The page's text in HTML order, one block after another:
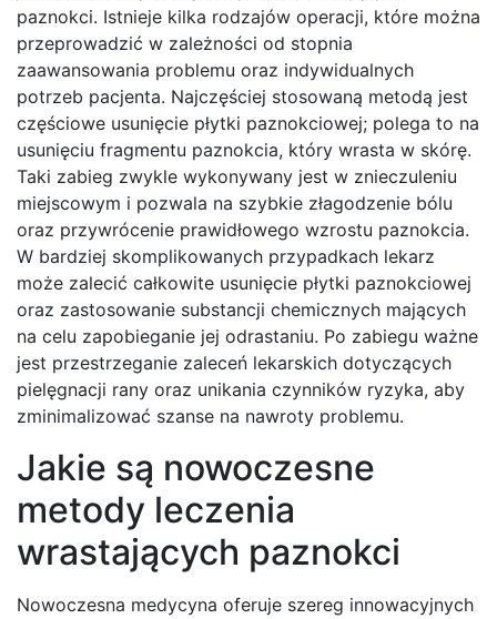
paznokci. Istnieje kilka rodzajów operacji, które można
przeprowadzić w zależności od stopnia
zaawansowania problemu oraz indywidualnych
potrzeb pacjenta. Najczęściej stosowaną metodą jest
częściowe usunięcie płytki paznokciowej; polega to na
usunięciu fragmentu paznokcia, który wrasta w skórę.
Taki zabieg zwykle wykonywany jest w znieczuleniu
miejscowym i pozwala na szybkie złagodzenie bólu
oraz przywrócenie prawidłowego wzrostu paznokcia.
W bardziej skomplikowanych przypadkach lekarz
może zalecić całkowite usunięcie płytki paznokciowej
oraz zastosowanie substancji chemicznych mających
na celu zapobieganie jej odrastaniu. Po zabiegu ważne
jest przestrzeganie zaleceń lekarskich dotyczących
pielęgnacji rany oraz unikania czynników ryzyka, aby
zminimalizować szanse na nawroty problemu.
Jakie są nowoczesne
metody leczenia
wrastających paznokci
Nowoczesna medycyna oferuje szereg innowacyjnych